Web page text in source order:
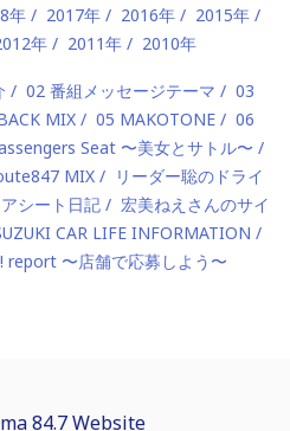
年 2017年 2016年
2015年
年 2011年 2010年
02 番組メッセージテーマ
03
MIX 05 MAKOTONE
06
Seat 〜美女とサトル〜
MIX
リーダー聡のドライ
シート日記
宏美ねえさんのサイ
CAR LIFE INFORMATION
〜店舗で応募しよう〜
84.7 Website